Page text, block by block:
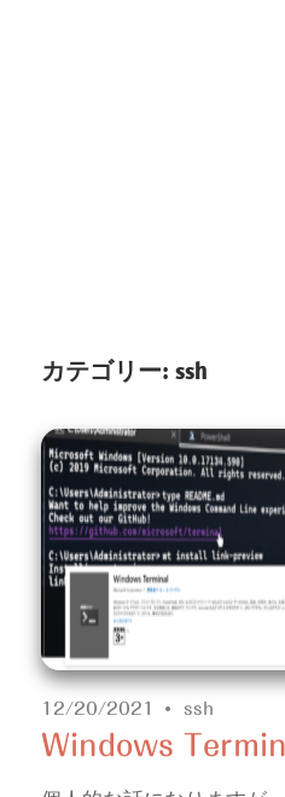
カテゴリー: ssh
12/20/2021 ssh
Windows